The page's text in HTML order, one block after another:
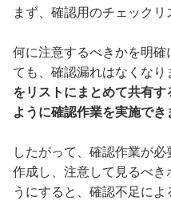
まず、確認用のチェックリ
何に注意するべきかを明
ても、確認漏れはなくなり
をリストにまとめて共有
ように確認作業を実施でき
したがって、確認作業が
作成し、注意して見るべき
うにすると、確認不足によ